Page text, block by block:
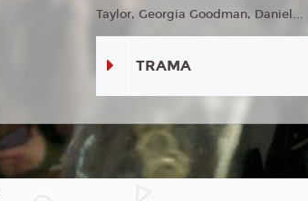
Taylor, Georgia Goodman, Daniel...
TRAMA